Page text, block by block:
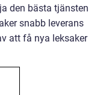
den bästa tjänsten
snabb leverans
att få nya leksaker